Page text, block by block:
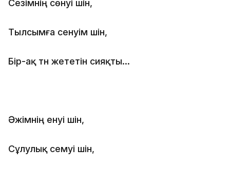
Сезімнің сөнуі үшін,
Тылсымға сенуім үшін,
Бір-ақ түн жететін сияқты...
Әжімнің енуі үшін,
Сұлулық семуі үшін,